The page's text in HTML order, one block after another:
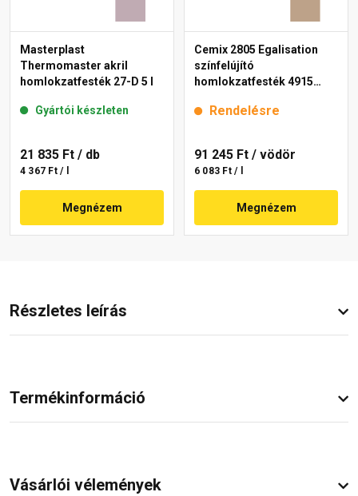
Masterplast
Thermomaster akril
homlokzatfesték 27-D 5 l
Gyártói készleten
21 835 Ft / db
4 367 Ft / l
Megnézem
Cemix 2805 Egalisation
színfelújító
homlokzatfesték 4915
Rendelésre
91 245 Ft / vödör
6 083 Ft / l
Megnézem
Részletes leírás
Termékinformáció
Vásárlói vélemények